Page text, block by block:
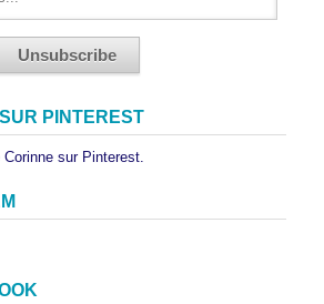
PINTEREST
sur Pinterest.